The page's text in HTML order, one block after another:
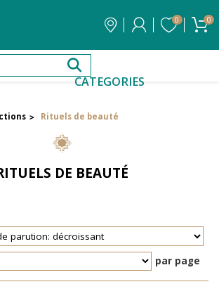
0 0
CATEGORIES
PRIX
> Rituels de beauté
DE BEAUTÉ
par page